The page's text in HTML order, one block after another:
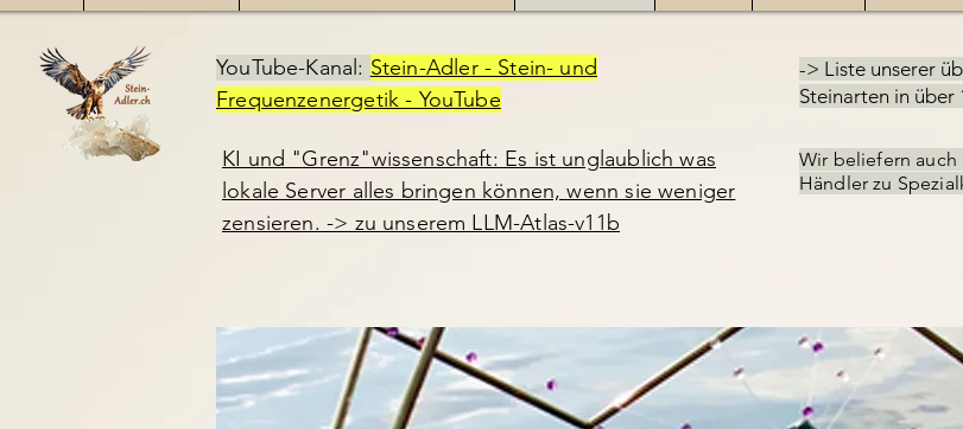
YouTube-Kanal: Stein-Adler - Stein- und
Frequenzenergetik - YouTube
-> Liste unserer
Steinarten in über
KI und "Grenz"wissenschaft: Es ist unglaublich was
lokale Server alles bringen können, wenn sie weniger
zensieren. -> zu unserem LLM-Atlas-v11b
Wir beliefern
Händlerzu